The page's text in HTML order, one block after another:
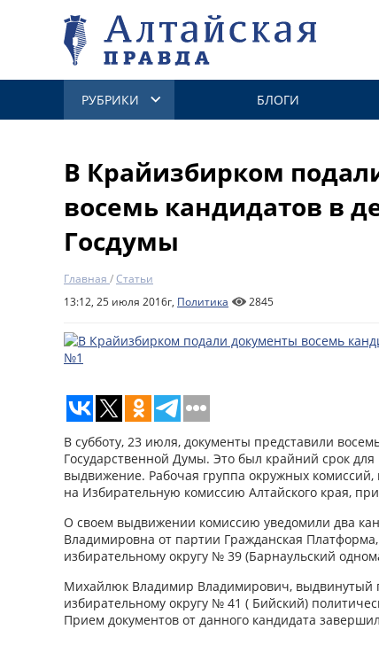
РУБРИКИ БЛОГИ
В Крайизбирком
восемь кандидатов в
Госдумы
Главная /Статьи
13:12, 25 июля 2016г, Политика 2845
В субботу, 23 июля, документы представили
Государственной Думы. Это был крайний срок
выдвижение. Рабочая группа окружных
на Избирательную комиссию Алтайского края,
О своем выдвижении комиссию уведомили два
Владимировна от партии Гражданская
избирательному округу № 39 (Барнаульский
Михайлюк Владимир Владимирович, выдвинутый
избирательному округу № 41 ( Бийский)
Прием документов от данного кандидата